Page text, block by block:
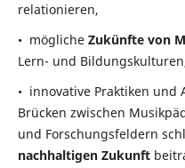
relationieren,
• mögliche Zukünfte von
Lern- und
• innovative Praktiken und
Brücken zwischen
und Forschungsfeldern
nachhaltigen Zukunft